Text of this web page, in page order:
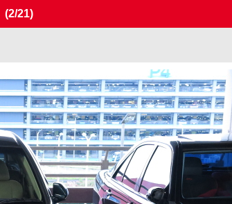
(2/21)